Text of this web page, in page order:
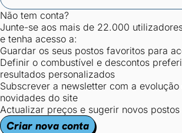
Não tem conta?
Junte-se aos mais de 22.000
e tenha acesso a:
Guardar os seus postos favoritos para
Definir o combustível e descontos
resultados personalizados
Subscrever a newsletter com a
novidades do site
Actualizar preços e sugerir novos
Criar nova conta